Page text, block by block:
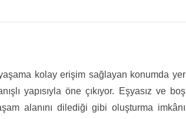
kolay erişim sağlayan konumda yer
yapısıyla öne çıkıyor. Eşyasız ve boş
alanını dilediği gibi oluşturma imkânı